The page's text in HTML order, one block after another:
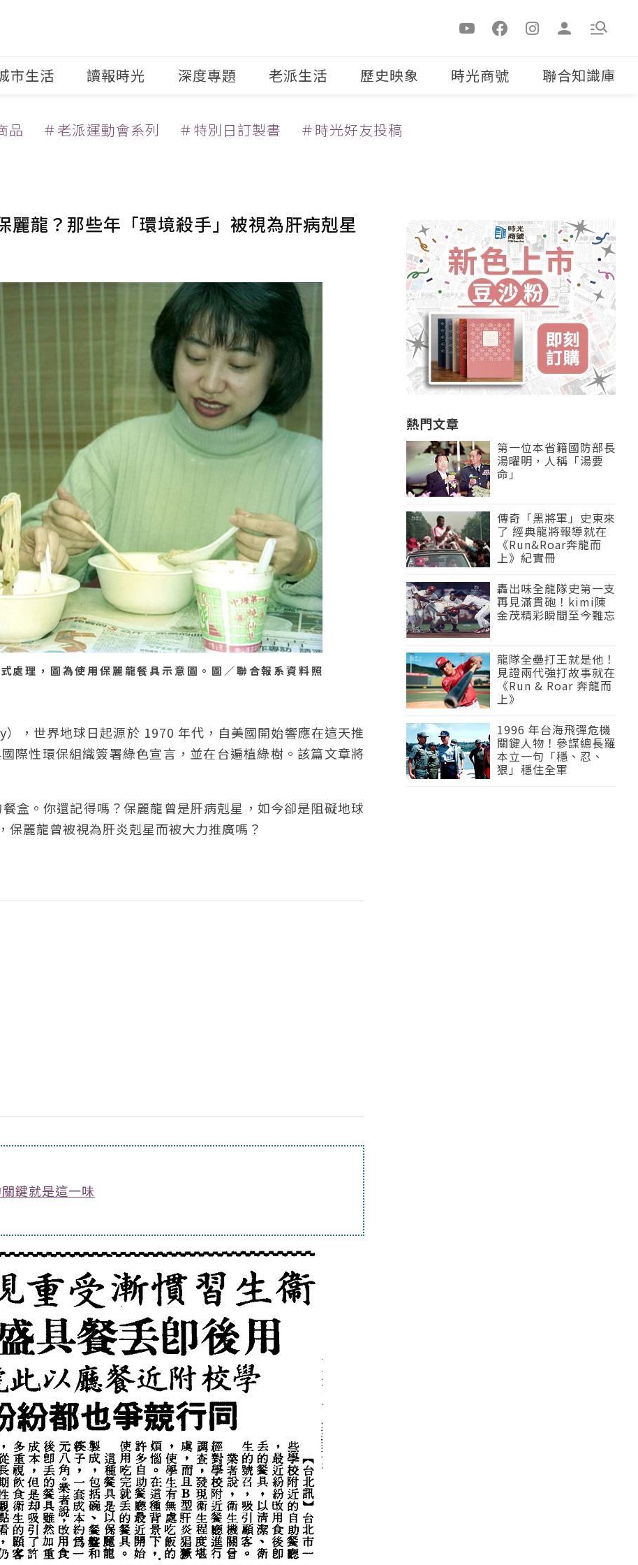
市生活 讀報時光 深度專題 老派生活 歷史映象 時光商號 聯合知識庫
品 ＃老派運動會系列 ＃特別日訂製書 ＃時光好友投稿
麗龍？那些年「環境殺手」被視為肝病剋星
處理，圖為使用保麗龍餐具示意圖。圖／聯合報系資料照
，世界地球日起源於 1970 年代，自美國開始響應在這天推
際性環保組織簽署綠色宣言，並在台遍植綠樹。該篇文章將
盒。你還記得嗎？保麗龍曾是肝病剋星，如今卻是阻礙地球
麗龍曾被視為肝炎剋星而被大力推廣嗎？
鍵就是這一味
熱門文章
第一位本省籍國防部長
湯曜明，人稱「湯要
命」
傳奇「黑將軍」史東來
了 經典龍將報導就在
《Run&Roar奔龍而
上》紀實冊
轟出味全龍隊史第一支
再見滿貫砲！kimi陳
金茂精彩瞬間至今難忘
龍隊全壘打王就是他！
見證兩代強打故事就在
《Run & Roar 奔龍而
上》
1996 年台海飛彈危機
關鍵人物！參謀總長羅
本立一句「穩、忍、
狠」穩住全軍